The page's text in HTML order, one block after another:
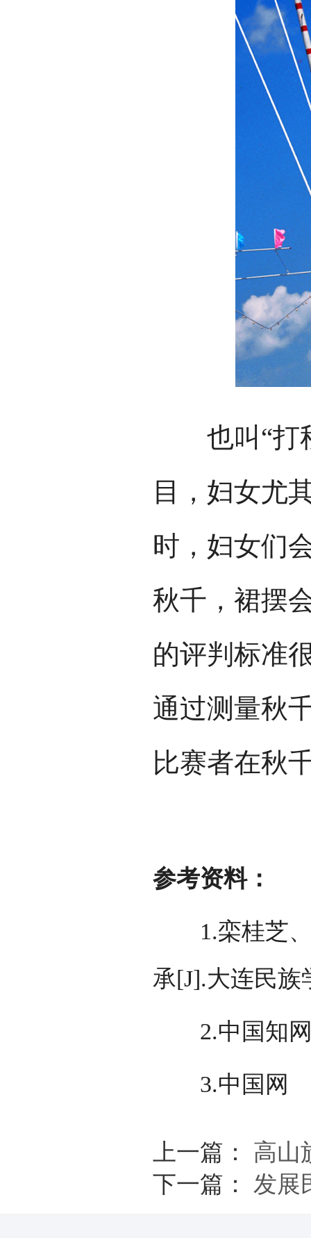
也叫“打秋
目，妇女尤
时，妇女们
秋千，裙摆
的评判标准
通过测量秋
比赛者在秋
参考资料：
1.栾桂芝、
承[J].大连民族
2.中国知
3.中国网
上一篇： 高山
下一篇： 发展